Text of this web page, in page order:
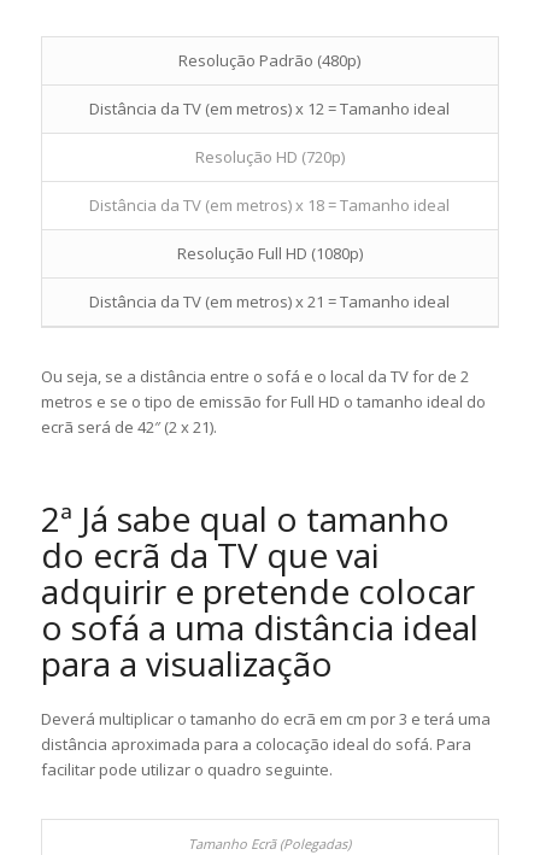
Resolução Padrão (480p)
Distância da TV (em metros) x 12 = Tamanho ideal
Resolução HD (720p)
Distância da TV (em metros) x 18 = Tamanho ideal
Resolução Full HD (1080p)
Distância da TV (em metros) x 21 = Tamanho ideal
Ou seja, se a distância entre o sofá e o local da TV for de 2
metros e se o tipo de emissão for Full HD o tamanho ideal do
ecrã será de 42″ (2 x 21).
2ª Já sabe qual o tamanho
do ecrã da TV que vai
adquirir e pretende colocar
o sofá a uma distância ideal
para a visualização
Deverá multiplicar o tamanho do ecrã em cm por 3 e terá uma
distância aproximada para a colocação ideal do sofá. Para
facilitar pode utilizar o quadro seguinte.